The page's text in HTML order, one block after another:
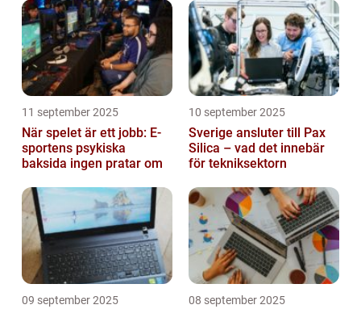
11 september 2025
När spelet är ett jobb: E-
sportens psykiska
baksida ingen pratar om
10 september 2025
Sverige ansluter till Pax
Silica – vad det innebär
för tekniksektorn
09 september 2025 08 september 2025